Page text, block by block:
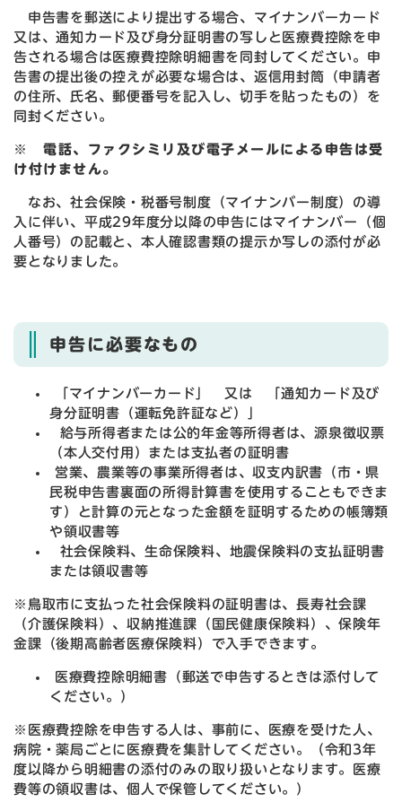
申告書を郵送により提出する場合、マイナンバーカード
又は、通知カード及び身分証明書の写しと医療費控除を申
告される場合は医療費控除明細書を同封してください。申
告書の提出後の控えが必要な場合は、返信用封筒（申請者
の住所、氏名、郵便番号を記入し、切手を貼ったもの）を
同封ください。
※ 電話、ファクシミリ及び電子メールによる申告は受
け付けません。
なお、社会保険・税番号制度（マイナンバー制度）の導
入に伴い、平成29年度分以降の申告にはマイナンバー（個
人番号）の記載と、本人確認書類の提示か写しの添付が必
要となりました。
申告に必要なもの
「マイナンバーカード」 又は 「通知カード及び
身分証明書（運転免許証など）」
給与所得者または公的年金等所得者は、源泉徴収票
（本人交付用）または支払者の証明書
営業、農業等の事業所得者は、収支内訳書（市・県
民税申告書裏面の所得計算書を使用することもできま
す）と計算の元となった金額を証明するための帳簿類
や領収書等
社会保険料、生命保険料、地震保険料の支払証明書
または領収書等
※鳥取市に支払った社会保険料の証明書は、長寿社会課
（介護保険料）、収納推進課（国民健康保険料）、保険年
金課（後期高齢者医療保険料）で入手できます。
医療費控除明細書（郵送で申告するときは添付して
ください。）
※医療費控除を申告する人は、事前に、医療を受けた人、
病院・薬局ごとに医療費を集計してください。（令和3年
度以降から明細書の添付のみの取り扱いとなります。医療
費等の領収書は、個人で保管してください。）